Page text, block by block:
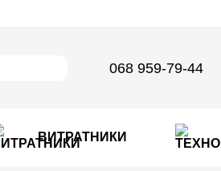
068 959-79-44
ВИТРАТНИКИ